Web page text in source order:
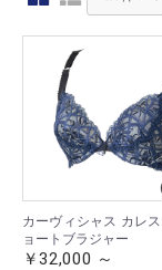
カーヴィシャス カレ
ョートブラジャー
￥32,000 ～